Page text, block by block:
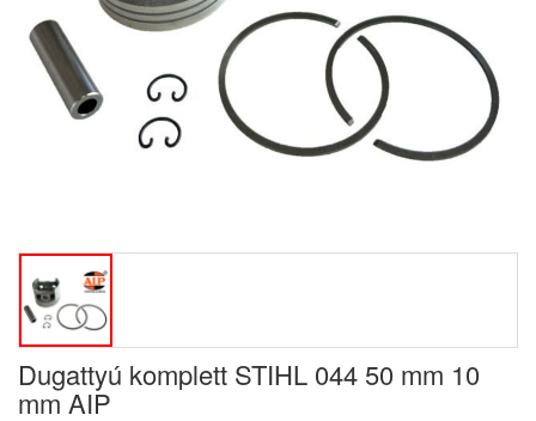
Dugattyú komplett STIHL 044 50 mm 10
mm AIP